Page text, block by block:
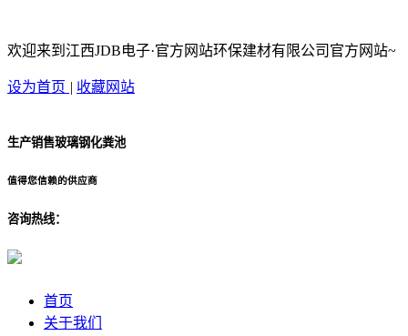
欢迎来到江西JDB电子·官方网站环保建材有限公司官方网站~
设为首页 | 收藏网站
生产销售玻璃钢化粪池
值得您信赖的供应商
咨询热线：
首页
关于我们